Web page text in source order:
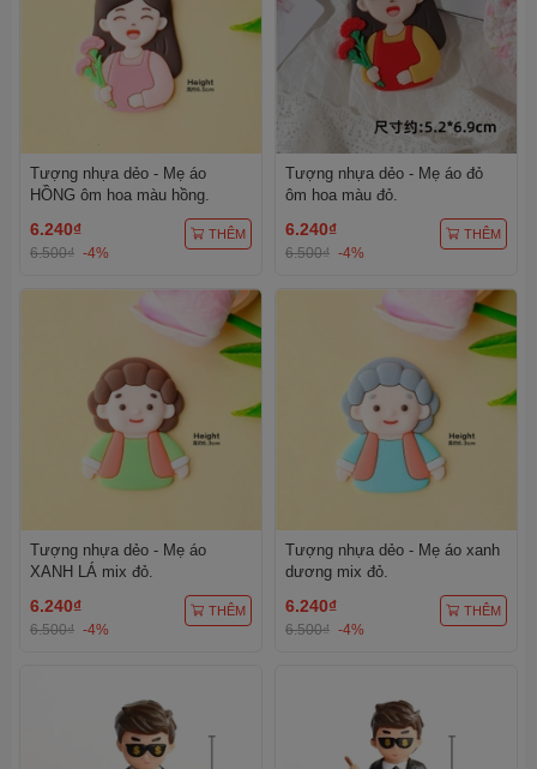
Tượng nhựa dẻo - Mẹ áo
HỒNG ôm hoa màu hồng.
6.240₫
6.500₫ -4%
THÊM
Tượng nhựa dẻo - Mẹ áo đỏ
ôm hoa màu đỏ.
6.240₫
6.500₫ -4%
THÊM
Tượng nhựa dẻo - Mẹ áo
XANH LÁ mix đỏ.
6.240₫
6.500₫ -4%
THÊM
Tượng nhựa dẻo - Mẹ áo xanh
dương mix đỏ.
6.240₫
6.500₫ -4%
THÊM